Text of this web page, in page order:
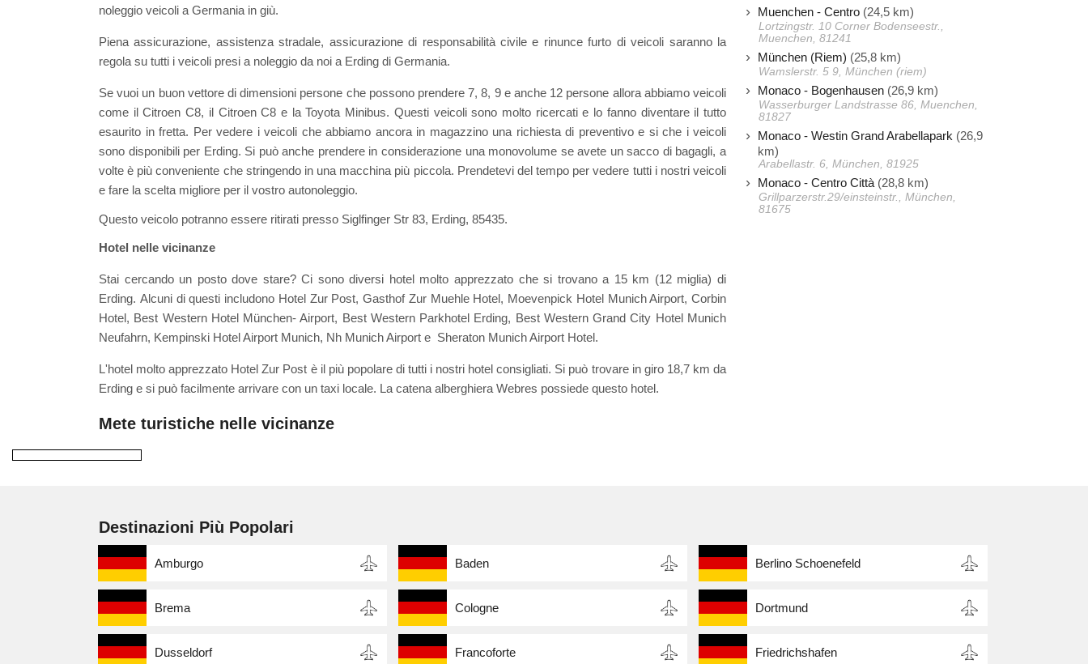
noleggio veicoli a Germania in giù.
Piena assicurazione, assistenza stradale, assicurazione di responsabilità civile e rinunce furto di veicoli saranno la
regola su tutti i veicoli presi a noleggio da noi a Erding di Germania.
Se vuoi un buon vettore di dimensioni persone che possono prendere 7, 8, 9 e anche 12 persone allora abbiamo veicoli
come il Citroen C8, il Citroen C8 e la Toyota Minibus. Questi veicoli sono molto ricercati e lo fanno diventare il tutto
esaurito in fretta. Per vedere i veicoli che abbiamo ancora in magazzino una richiesta di preventivo e si che i veicoli
sono disponibili per Erding. Si può anche prendere in considerazione una monovolume se avete un sacco di bagagli, a
volte è più conveniente che stringendo in una macchina più piccola. Prendetevi del tempo per vedere tutti i nostri veicoli
e fare la scelta migliore per il vostro autonoleggio.
Questo veicolo potranno essere ritirati presso Siglfinger Str 83, Erding, 85435.
Hotel nelle vicinanze
Stai cercando un posto dove stare? Ci sono diversi hotel molto apprezzato che si trovano a 15 km (12 miglia) di
Erding. Alcuni di questi includono Hotel Zur Post, Gasthof Zur Muehle Hotel, Moevenpick Hotel Munich Airport, Corbin
Hotel, Best Western Hotel München- Airport, Best Western Parkhotel Erding, Best Western Grand City Hotel Munich
Neufahrn, Kempinski Hotel Airport Munich, Nh Munich Airport e Sheraton Munich Airport Hotel.
L'hotel molto apprezzato Hotel Zur Post è il più popolare di tutti i nostri hotel consigliati. Si può trovare in giro 18,7 km da
Erding e si può facilmente arrivare con un taxi locale. La catena alberghiera Webres possiede questo hotel.
Mete turistiche nelle vicinanze
Muenchen - Centro (24,5 km)
Lortzingstr. 10 Corner Bodenseestr.,
Muenchen, 81241
München (Riem) (25,8 km)
Wamslerstr. 5 9, München (riem)
Monaco - Bogenhausen (26,9 km)
Wasserburger Landstrasse 86, Muenchen,
81827
Monaco - Westin Grand Arabellapark (26,9
km)
Arabellastr. 6, München, 81925
Monaco - Centro Città (28,8 km)
Grillparzerstr.29/einsteinstr., München,
81675
Destinazioni Più Popolari
Amburgo Baden Berlino Schoenefeld
Brema Cologne Dortmund
Dusseldorf Francoforte Friedrichshafen